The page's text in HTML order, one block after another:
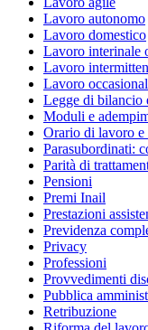
Lavoro autonomo
Lavoro domestico
Lavoro interinale
Lavoro
Lavoro
Legge di bilancio
Moduli e
Orario di lavoro e
Parasubordinati:
Parità di
Pensioni
Premi Inail
Prestazioni
Previdenza
Privacy
Professioni
Provvedimenti
Pubblica
Retribuzione